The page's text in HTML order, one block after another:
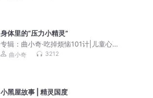
身体里的“压力小精灵”
专辑： 曲小奇·吃掉烦恼101计|儿童心理
故事|校园故事
曲小奇 3212
小黑屋故事 | 精灵国度